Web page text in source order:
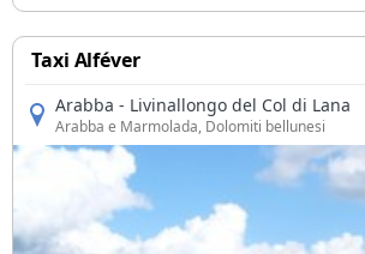
Taxi Alféver
Arabba - Livinallongo del Col di Lana
Arabba e Marmolada, Dolomiti bellunesi